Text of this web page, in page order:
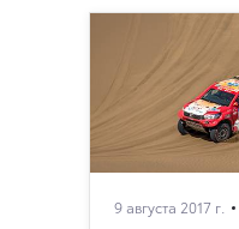
9 августа 2017 г.